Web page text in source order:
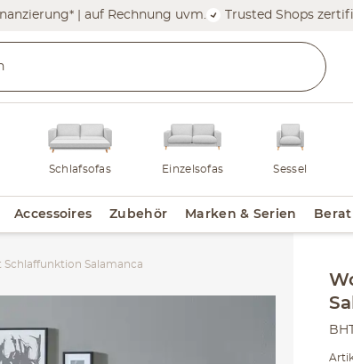
| auf Rechnung uvm. Trusted Shops
Schlafsofas Einzelsofas Sessel
Accessoires Zubehör Marken & Serien
Salamanca